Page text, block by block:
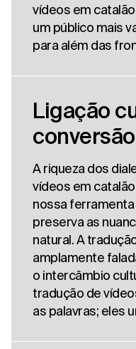
vídeos em
um público mais
para além das
Ligação
A riqueza dos
vídeos em
nossa ferramenta
preserva as
natural. A
amplamente
o intercâmbio
tradução de
as palavras; eles